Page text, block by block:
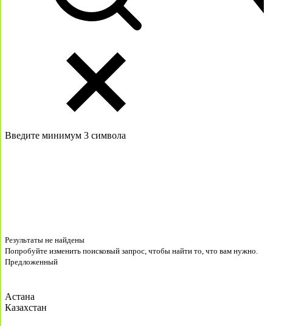
Введите минимум 3 символа
Результаты не найдены
Попробуйте изменить поисковый запрос, чтобы найти то, что вам нужно.
Предложенный
Астана
Казахстан